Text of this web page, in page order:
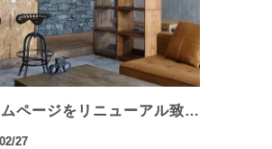
ページをリニューアル致…
27